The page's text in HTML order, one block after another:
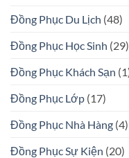
Đồng Phục Du Lịch (48)
Đồng Phục Học Sinh (29)
Đồng Phục Khách Sạn
Đồng Phục Lớp (17)
Đồng Phục Nhà Hàng (4)
Đồng Phục Sự Kiện (20)